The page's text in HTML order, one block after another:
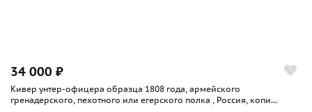
34 000 ₽
Кивер унтер-офицера образца 1808 года, армейского
гренадерского, пехотного или егерского полка , Россия, копи...